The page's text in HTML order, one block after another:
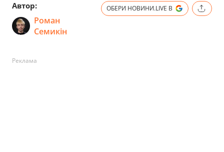
Автор:
Роман
Семикін
ОБЕРИ НОВИНИ.LIVE В
Реклама